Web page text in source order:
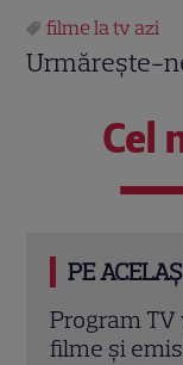
filme la tv azi
Urmărește-
Cel
PE
Program
seriale tari